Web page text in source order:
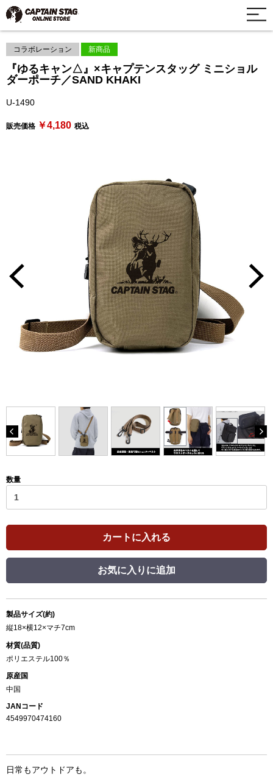
コラボレーション 新商品
『ゆるキャン△』×キャプテンスタッグ ミニショル
ダーポーチ／SAND KHAKI
U-1490
販売価格 ￥4,180 税込
数量
カートに入れる
お気に入りに追加
製品サイズ(約)
縦18×横12×マチ7cm
材質(品質)
ポリエステル100％
原産国
中国
JANコード
4549970474160
日常もアウトドアも。